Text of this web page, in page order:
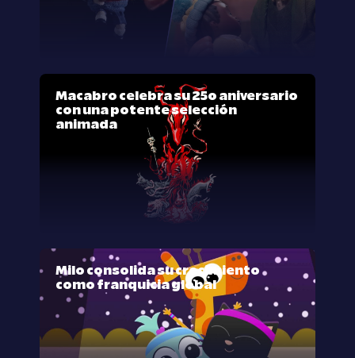
Macabro celebra su 25º aniversario
con una potente selección
animada
Milo consolida su crecimiento
como franquicia global